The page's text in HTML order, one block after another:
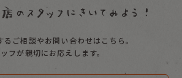
るご相談やお問い合わせはこちら。
フが親切にお応えします。